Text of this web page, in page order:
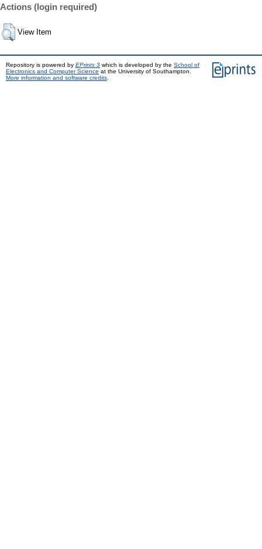
Actions (login required)
View Item
Repository is powered by EPrints 3 which is developed by the School of
Electronics and Computer Science at the University of Southampton.
More information and software credits